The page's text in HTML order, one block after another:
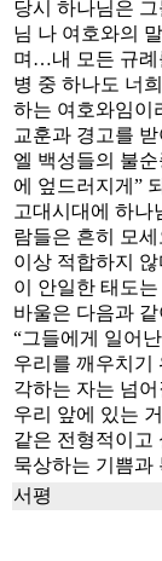
당시 하나님은
님 나 여호와의
며…내 모든 규례
병 중 하나도 너
하는 여호와임이
교훈과 경고를
엘 백성들의 불
에 엎드러지게”
고대시대에 하나
람들은 흔히 모
이상 적합하지
이 안일한 태도
바울은 다음과
“그들에게 일어
우리를 깨우치기
각하는 자는 넘어
우리 앞에 있는
같은 전형적이고
묵상하는 기쁨과
서평